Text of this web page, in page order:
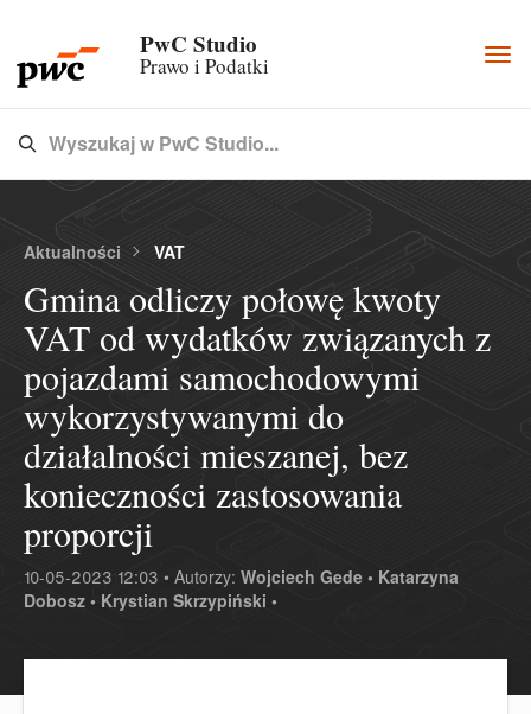
PwC Studio
Prawo i Podatki
Type 3 or more characters for results.
Wyszukaj w PwC Studio...
Aktualności VAT
Gmina odliczy połowę kwoty
VAT od wydatków związanych z
pojazdami samochodowymi
wykorzystywanymi do
działalności mieszanej, bez
konieczności zastosowania
proporcji
10-05-2023 12:03 • Autorzy: Wojciech Gede • Katarzyna
Dobosz • Krystian Skrzypiński •